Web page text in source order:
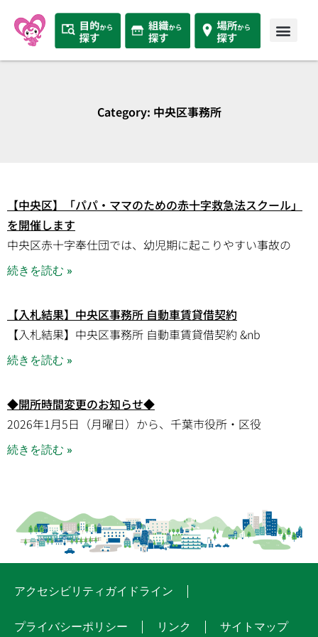
Category: 中央区事務所
【中央区】「パパ・ママのための赤十字救急法スクール」
を開催します
中央区赤十字奉仕団では、幼児期に起こりやすい事故の
続きを読む »
【入札結果】中央区事務所 自動車賃貸借契約
【入札結果】中央区事務所 自動車賃貸借契約 &nb
続きを読む »
◆開所時間変更のお知らせ◆
2026年1月5日（月曜日）から、千葉市役所・区役
続きを読む »
アクセシビリティガイドライン
プライバシーポリシー リンク サイトマップ